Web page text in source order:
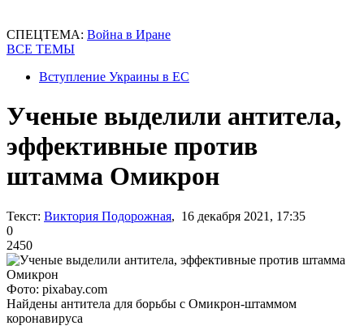
СПЕЦТЕМА: Война в Иране
ВСЕ ТЕМЫ
Вступление Украины в ЕС
Ученые выделили антитела,
эффективные против
штамма Омикрон
Текст: Виктория Подорожная, 16 декабря 2021, 17:35
0
2450
Фото: pixabay.com
Найдены антитела для борьбы с Омикрон-штаммом
коронавируса